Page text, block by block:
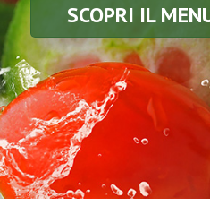
SCOPRI IL